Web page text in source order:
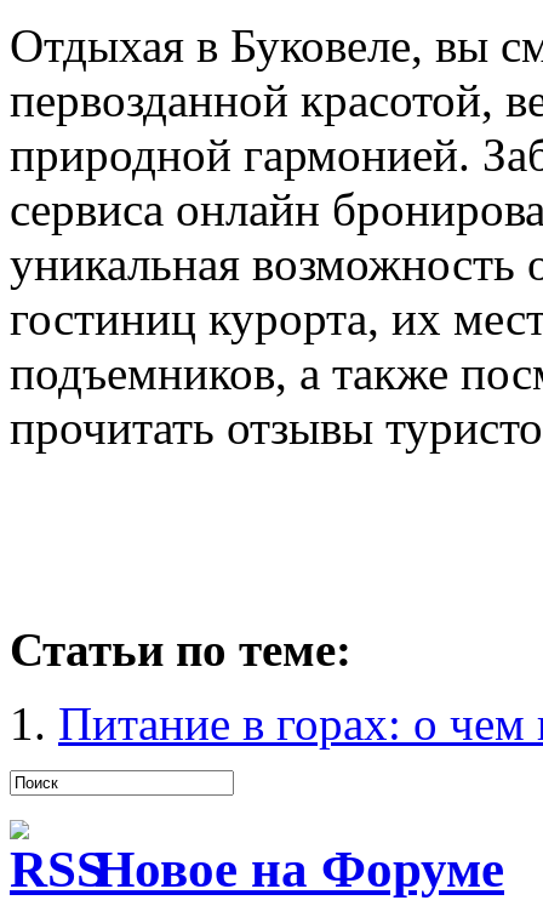
Отдыхая в Буковеле, вы
первозданной красотой,
природной гармонией.
сервиса онлайн
уникальная возможность
гостиниц курорта, их
подъемников, а также
прочитать отзывы
Статьи по теме:
Питание в горах: о
Новое на Форуме